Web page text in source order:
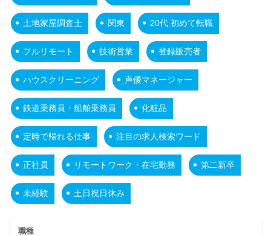
土地家屋調査士 関東 20代 初めて転職
フルリモート 技術営業 登録販売者
ハウスクリーニング 声優マネージャー
鉄道乗務員・船舶乗務員 化粧品
定時で帰れる仕事 注目の求人検索ワード
正社員 リモートワーク・在宅勤務 第二新卒
未経験 土日祝日休み
職種